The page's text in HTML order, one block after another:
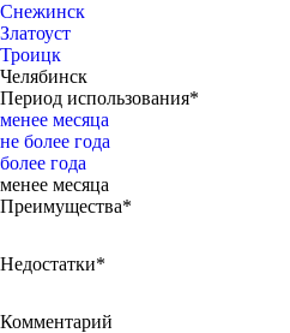
Снежинск
Златоуст
Троицк
Челябинск
Период использования*
менее месяца
не более года
более года
менее месяца
Преимущества*
Недостатки*
Комментарий